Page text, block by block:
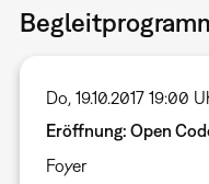
Do, 19.10.2017 19:00
Eröffnung: Open
Foyer